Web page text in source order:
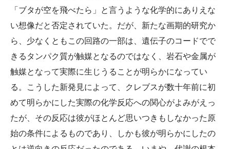
「ブタが空を飛べたら」と言うような化学的にありえな
い想像だと否定されていた。だが、新たな画期的研究か
ら、少なくともこの回路の一部は、遺伝子のコードでで
きるタンパク質が触媒となるのではなく、岩石や金属が
触媒となって実際に生じうることが明らかになってい
る。こうした新発見によって、クレブスが数十年前に初
めて明らかにした実際の化学反応への関心がよみがえっ
たが、その反応は彼がほとんど思いつきもしなかった原
始の条件によるものであり、しかも彼が明らかにしたの